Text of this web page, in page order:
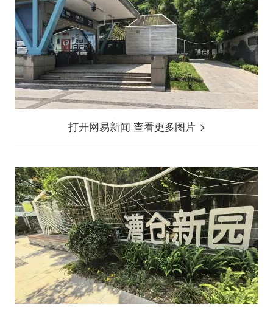
打开网易新闻 查看更多图片